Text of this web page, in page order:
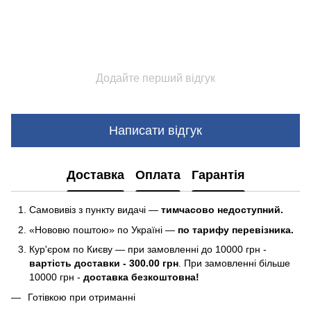
Додайте перший відгук
Написати відгук
Доставка Оплата Гарантія
Самовивіз з пункту видачі — тимчасово недоступний.
«Нововю поштою» по Україні — по тарифу перевізника.
Кур'єром по Києву — при замовленні до 10000 грн -
вартість доставки - 300.00 грн. При замовленні більше
10000 грн - доставка безкоштовна!
Готівкою при отриманні